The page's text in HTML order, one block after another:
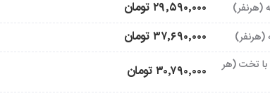
۲۹٬۵۹۰٬۰۰۰ تومان
۳۷٬۶۹۰٬۰۰۰ تومان
تخت (هر
۳۰٬۷۹۰٬۰۰۰ تومان